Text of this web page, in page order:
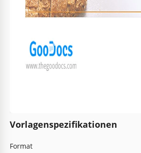
Vorlagenspezifikationen
Format